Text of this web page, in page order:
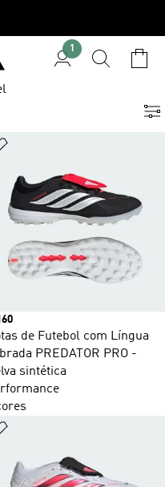
1
3
de Futebol com Língua
PREDATOR PRO -
sintética